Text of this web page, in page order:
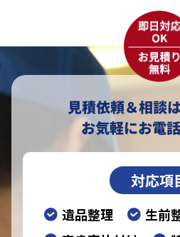
見積依頼＆相談
お気軽にお電
対応項
遺品整理
生前